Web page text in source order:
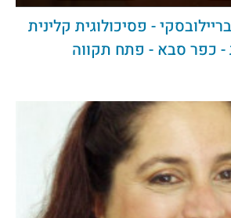
- פסיכולוגית קלינית
- כפר סבא - פתח תקווה